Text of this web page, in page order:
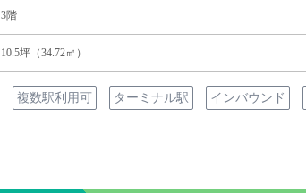
3階
10.5坪（34.72㎡）
複数駅利用可 ターミナル駅 インバウンド